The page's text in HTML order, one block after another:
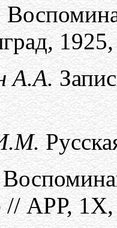
,1925
А.А.
// АРР,